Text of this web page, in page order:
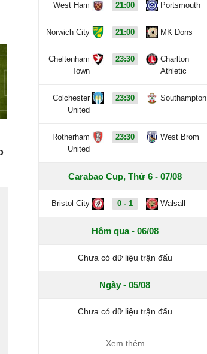
West Ham 21:00 Portsmouth
Norwich City 21:00 MK Dons
Cheltenham
Town
23:30
Charlton
Athletic
Colchester
United
23:30 Southampton
Rotherham
United
23:30 West Brom
Carabao Cup, Thứ 6 - 07/08
Bristol City 0 - 1 Walsall
Hôm qua - 06/08
Chưa có dữ liệu trận đấu
Ngày - 05/08
Chưa có dữ liệu trận đấu
Xem thêm